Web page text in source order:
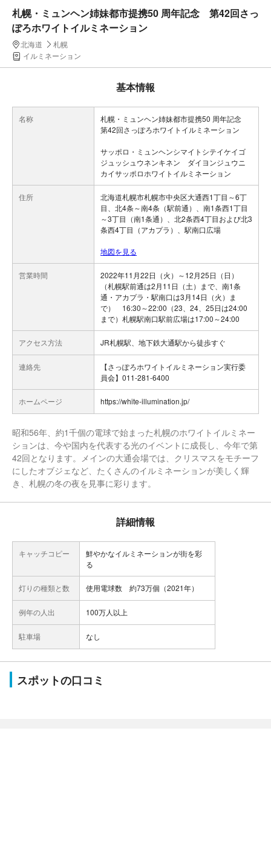
札幌・ミュンヘン姉妹都市提携50 周年記念 第42回さっ
ぽろホワイトイルミネーション
北海道
札幌
イルミネーション
基本情報
名称
札幌・ミュンヘン姉妹都市提携50 周年記念
第42回さっぽろホワイトイルミネーション
サッポロ・ミュンヘンシマイトシテイケイゴ
ジュッシュウネンキネン ダイヨンジュウニ
カイサッポロホワイトイルミネーション
住所
北海道札幌市札幌市中央区大通西1丁目～6丁
目、北4条～南4条（駅前通）、南1条西1丁目
～3丁目（南1条通）、北2条西4丁目および北3
条西4丁目（アカプラ）、駅南口広場
地図を見る
営業時間
2022年11月22日（火）～12月25日（日）
（札幌駅前通は2月11日（土）まで、南1条
通・アカプラ・駅南口は3月14日（火）ま
で） 16:30～22:00（23、24、25日は24:00
まで）札幌駅南口駅前広場は17:00～24:00
アクセス方法 JR札幌駅、地下鉄大通駅から徒歩すぐ
連絡先
【さっぽろホワイトイルミネーション実行委
員会】011-281-6400
ホームページ https://white-illumination.jp/
昭和56年、約1千個の電球で始まった札幌のホワイトイルミネー
ションは、今や国内を代表する光のイベントに成長し、今年で第
42回となります。メインの大通会場では、クリスマスをモチーフ
にしたオブジェなど、たくさんのイルミネーションが美しく輝
き、札幌の冬の夜を見事に彩ります。
詳細情報
キャッチコピー
鮮やかなイルミネーションが街を彩
る
灯りの種類と数 使用電球数 約73万個（2021年）
例年の人出 100万人以上
駐車場 なし
スポットの口コミ